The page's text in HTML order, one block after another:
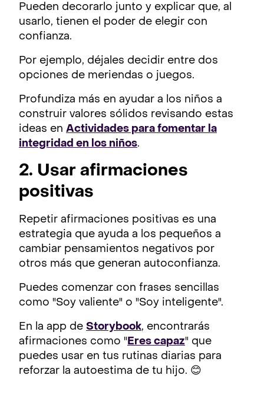
Pueden decorarlo junto y explicar que, al
usarlo, tienen el poder de elegir con
confianza.
Por ejemplo, déjales decidir entre dos
opciones de meriendas o juegos.
Profundiza más en ayudar a los niños a
construir valores sólidos revisando estas
ideas en Actividades para fomentar la
integridad en los niños.
2. Usar afirmaciones
positivas
Repetir afirmaciones positivas es una
estrategia que ayuda a los pequeños a
cambiar pensamientos negativos por
otros más que generan autoconfianza.
Puedes comenzar con frases sencillas
como "Soy valiente" o "Soy inteligente".
En la app de Storybook, encontrarás
afirmaciones como " Eres capaz" que
puedes usar en tus rutinas diarias para
reforzar la autoestima de tu hijo. 😊